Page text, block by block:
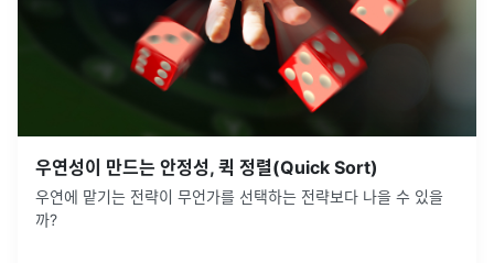
우연성이 만드는 안정성, 퀵 정렬(Quick Sort)
우연에 맡기는 전략이 무언가를 선택하는 전략보다 나을 수 있을
까?